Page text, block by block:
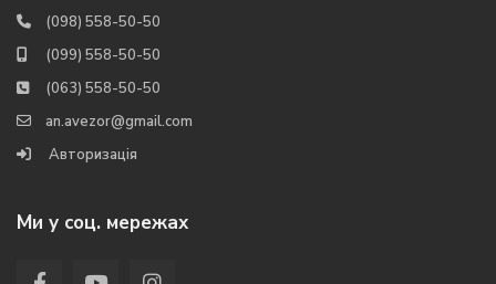
(098) 558-50-50
(099) 558-50-50
(063) 558-50-50
an.avezor@gmail.com
Авторизація
Ми у соц. мережах